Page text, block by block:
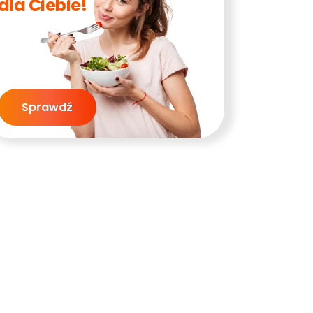
Ciebie!
Sprawdź